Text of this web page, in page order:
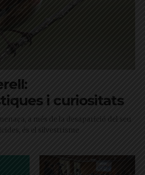
i curiositats
a més de la desaparició del seu
és el silvestrisme